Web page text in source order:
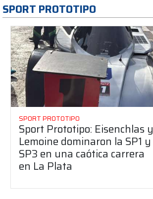
SPORT PROTOTIPO
SPORT PROTOTIPO
Sport Prototipo: Eisenchlas y
Lemoine dominaron la SP1 y
SP3 en una caótica carrera
en La Plata